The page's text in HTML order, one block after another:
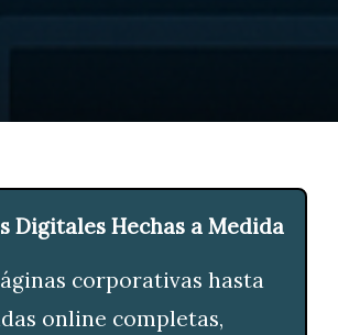
s Digitales Hechas a Medida
corporativas hasta
online completas,